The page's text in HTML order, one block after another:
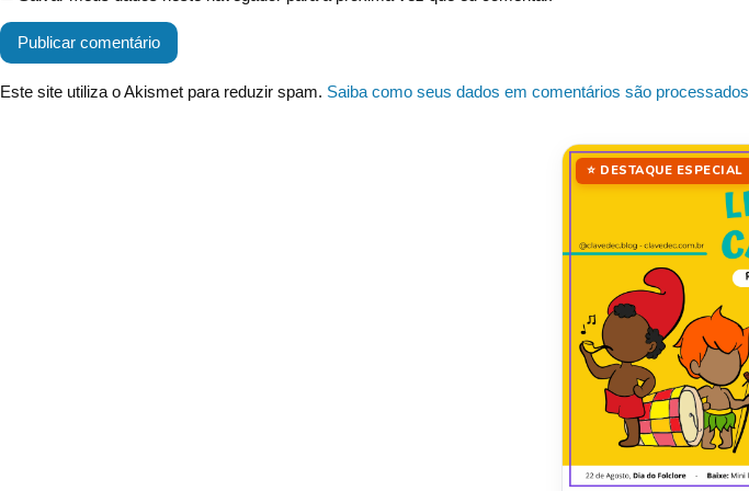
Este site utiliza o Akismet para reduzir spam. Saiba como seus dados em comentários são processados
⭐ DESTAQUE ESPECIAL